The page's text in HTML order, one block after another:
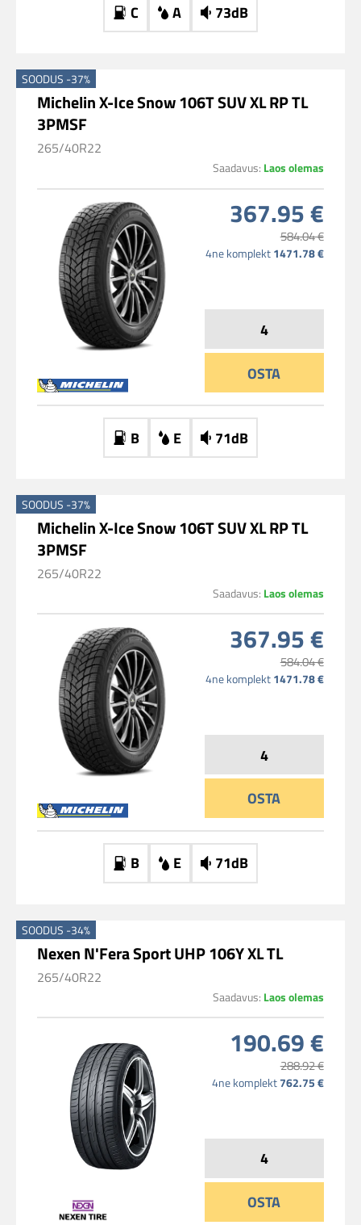
C A 73dB
SOODUS -37%
Michelin X-Ice Snow 106T SUV XL RP TL
3PMSF
265/40R22
Saadavus: Laos olemas
367.95 €
584.04 €
4ne komplekt 1471.78 €
OSTA
B E 71dB
SOODUS -37%
Michelin X-Ice Snow 106T SUV XL RP TL
3PMSF
265/40R22
Saadavus: Laos olemas
367.95 €
584.04 €
4ne komplekt 1471.78 €
OSTA
B E 71dB
SOODUS -34%
Nexen N'Fera Sport UHP 106Y XL TL
265/40R22
Saadavus: Laos olemas
190.69 €
288.92 €
4ne komplekt 762.75 €
OSTA